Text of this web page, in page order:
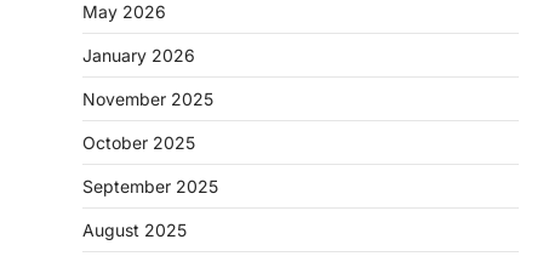
May 2026
January 2026
November 2025
October 2025
September 2025
August 2025
CHHATTISGARH
CG: 1 से 19 वर्ष तक के बच्चों को निःशुल्क दी
जाएगी एल्बेंडाजोल
More Khabar August 7, 2026
रायपुर। राष्ट्रीय कृमि मुक्ति दिवस भारत सरकार द्वारा
CHHATTISGARH